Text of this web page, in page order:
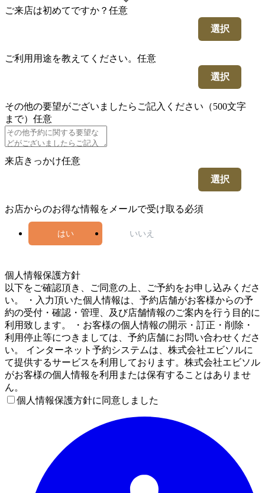
ご来店は初めてですか？ 任意
選択
ご利用用途を教えてください。 任意
選択
その他の要望がございましたらご記入ください（500文字
まで） 任意
来店きっかけ任意
選択
お店からのお得な情報をメールで受け取る必須
はい いいえ
個人情報保護方針
以下をご確認頂き、ご同意の上、ご予約をお申し込みくださ
い。 ・入力頂いた個人情報は、予約店舗がお客様からの予
約の受付・確認・管理、及び店舗情報のご案内を行う目的に
利用致します。 ・お客様の個人情報の開示・訂正・削除・
利用停止等につきましては、予約店舗にお問い合わせくださ
い。 インターネット予約システムは、株式会社エビソルに
て提供するサービスを利用しております。株式会社エビソル
がお客様の個人情報を利用または保有することはありませ
ん。
個人情報保護方針に同意しました